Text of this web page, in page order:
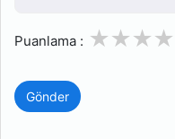
Puanlama : 2
1
Gönder